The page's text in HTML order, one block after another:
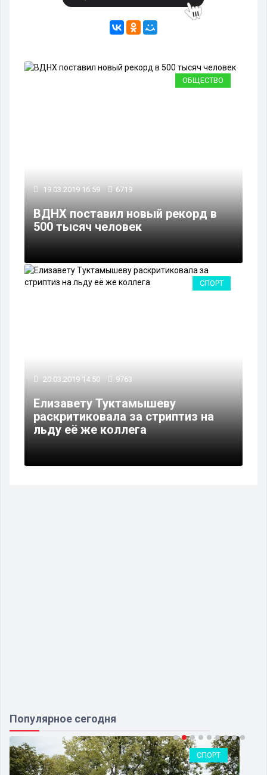
ОБЩЕСТВО
19.03.2019 16:59 6719
ВДНХ поставил новый рекорд в
500 тысяч человек
СПОРТ
20.03.2019 14:50 9763
Елизавету Туктамышеву
раскритиковала за стриптиз на
льду её же коллега
Популярное сегодня
СПОРТ